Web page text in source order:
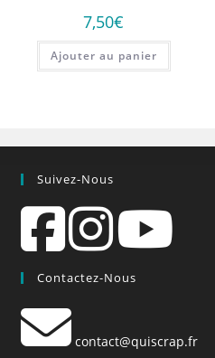
7,50€
Ajouter au panier
Suivez-Nous
Contactez-Nous
contact@quiscrap.fr